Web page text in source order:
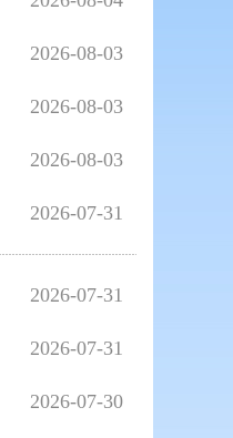
2026-08-03
2026-08-03
2026-08-03
2026-07-31
2026-07-31
2026-07-31
2026-07-30